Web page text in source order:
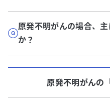
原発不明がんの場合、
か？
原発不明がんの